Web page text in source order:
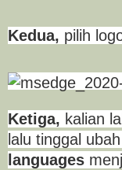
Kedua, pilih
Ketiga, kalian
lalu tinggal
languages